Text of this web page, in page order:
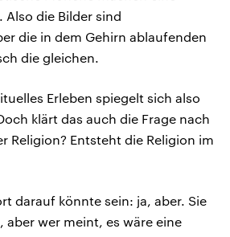
Also die Bilder sind
die in dem Gehirn ablaufenden
die gleichen.
Erleben spiegelt sich also
klärt das auch die Frage nach
Religion? Entsteht die Religion im
darauf könnte sein: ja, aber. Sie
aber wer meint, es wäre eine